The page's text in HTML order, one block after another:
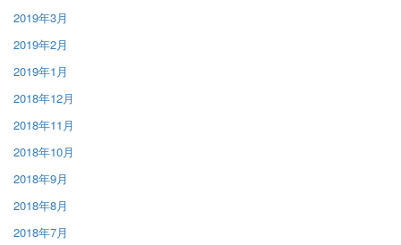
2019年3月
2019年2月
2019年1月
2018年12月
2018年11月
2018年10月
2018年9月
2018年8月
2018年7月